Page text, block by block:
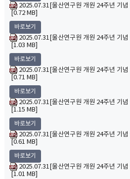
2025.07.31[울산연구원 개원 24주년 기
[0.72 MB]
바로보기
2025.07.31[울산연구원 개원 24주년 기
[1.03 MB]
바로보기
2025.07.31[울산연구원 개원 24주년 기
[0.71 MB]
바로보기
2025.07.31[울산연구원 개원 24주년 기
[1.15 MB]
바로보기
2025.07.31[울산연구원 개원 24주년 기
[0.61 MB]
바로보기
2025.07.31[울산연구원 개원 24주년 기
[1.01 MB]